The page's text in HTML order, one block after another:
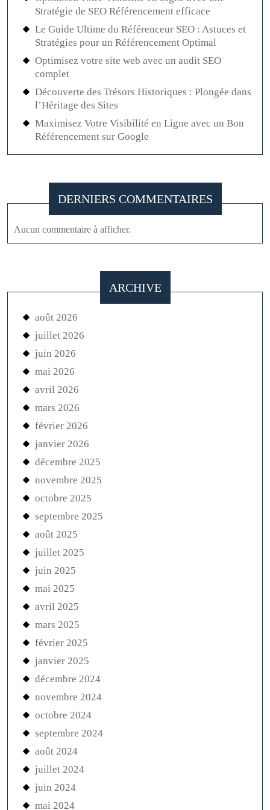
Stratégie de SEO Référencement efficace
Le Guide Ultime du Référenceur SEO : Astuces et
Stratégies pour un Référencement Optimal
Optimisez votre site web avec un audit SEO
complet
Découverte des Trésors Historiques : Plongée dans
l’Héritage des Sites
Maximisez Votre Visibilité en Ligne avec un Bon
Référencement sur Google
DERNIERS COMMENTAIRES
Aucun commentaire à afficher.
ARCHIVE
août 2026
juillet 2026
juin 2026
mai 2026
avril 2026
mars 2026
février 2026
janvier 2026
décembre 2025
novembre 2025
octobre 2025
septembre 2025
août 2025
juillet 2025
juin 2025
mai 2025
avril 2025
mars 2025
février 2025
janvier 2025
décembre 2024
novembre 2024
octobre 2024
septembre 2024
août 2024
juillet 2024
juin 2024
mai 2024